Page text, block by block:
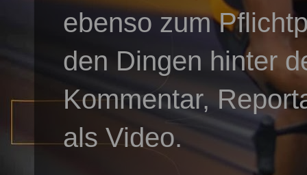
ebenso zum
den Dingen hinter
Kommentar,
als Video.